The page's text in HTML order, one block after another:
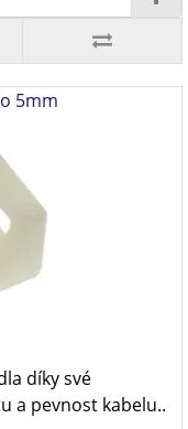
5mm
díky své
a pevnost kabelu..